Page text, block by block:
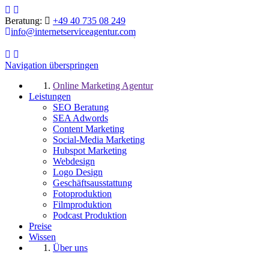
Beratung:
+49 40 735 08 249
info@internetserviceagentur.com
Navigation überspringen
Online Marketing Agentur
Leistungen
SEO Beratung
SEA Adwords
Content Marketing
Social-Media Marketing
Hubspot Marketing
Webdesign
Logo Design
Geschäftsausstattung
Fotoproduktion
Filmproduktion
Podcast Produktion
Preise
Wissen
Über uns